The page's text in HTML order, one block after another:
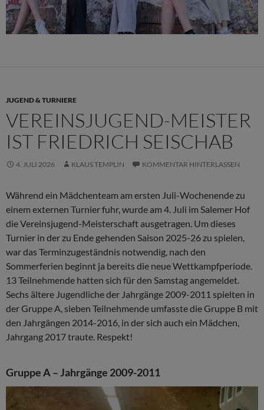
JUGEND & TURNIERE
VEREINSJUGEND-MEISTER
IST FRIEDRICH SEISCHAB
4. JULI 2026 KLAUS TEMPLIN KOMMENTAR HINTERLASSEN
Während ein Mädchenteam am ersten Juli-Wochenende zu
einem externen Turnier fuhr, wurde am 4. Juli im Salemer Hof
die Vereinsjugend-Meisterschaft ausgetragen. Um dieses
Turnier in der zu Ende gehenden Saison 2025-26 zu spielen,
war das Terminzugeständnis notwendig, nach den
Sommerferien beginnt ja bereits die neue Wettkampfperiode.
13 Teilnehmende hatten sich für den Samstag angemeldet.
Sechs ältere Jugendliche der Jahrgänge 2009-2011 spielten in
der Gruppe A, sieben Teilnehmende umfasste die Gruppe B mit
den Jahrgängen 2014-2016, in der sich auch ein Mädchen,
Jahrgang 2017 traute. Respekt!
Gruppe A – Jahrgänge 2009-2011